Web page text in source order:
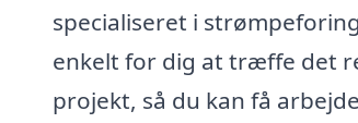
specialiseret i
enkelt for dig at træffe det
projekt, så du kan få